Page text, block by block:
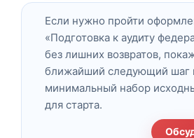
Если нужно пройти
«Подготовка к аудиту
без лишних возвратов,
ближайший следующий шаг
минимальный набор
для старта.